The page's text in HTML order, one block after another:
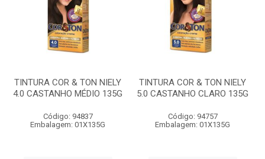
TINTURA COR & TON NIELY
4.0 CASTANHO MÉDIO 135G
Código: 94837
Embalagem: 01X135G
TINTURA COR & TON NIELY
5.0 CASTANHO CLARO 135G
Código: 94757
Embalagem: 01X135G